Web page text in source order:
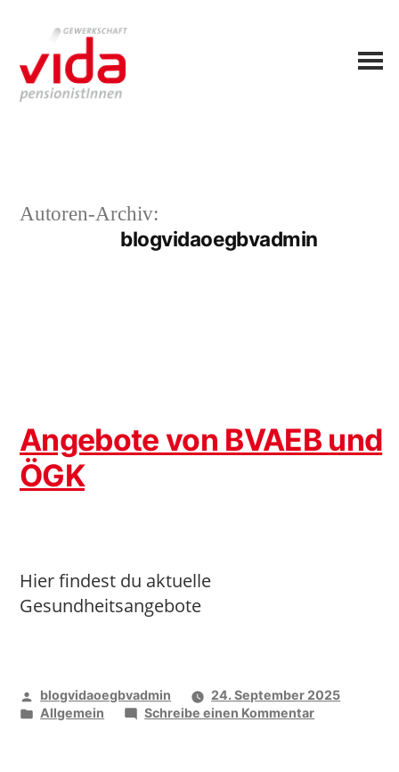
Autoren-Archiv:
blogvidaoegbvadmin
Angebote von BVAEB und
ÖGK
Hier findest du aktuelle
Gesundheitsangebote
Veröffentlicht
von
blogvidaoegbvadmin
24. September 2025
Veröffentlicht
Allgemein Schreibe einen Kommentarzu